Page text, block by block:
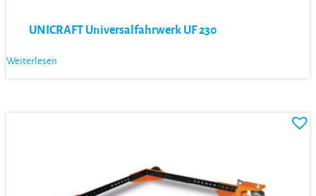
UNICRAFT Universalfahrwerk UF 230
Weiterlesen